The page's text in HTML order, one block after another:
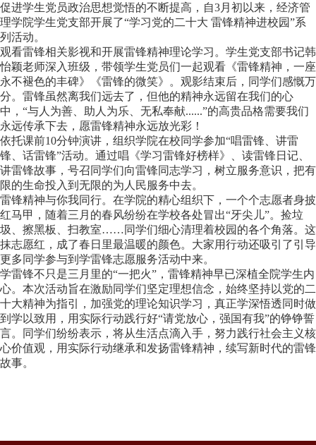
促进学生党员政治思想觉悟的不断提高，自3月初以来，经济管
理学院学生党支部开展了“学习党的二十大 雷锋精神进校园”系
列活动。
观看雷锋相关影视和开展雷锋精神理论学习。学生党支部书记韩
怡颖老师深入班级，带领学生党员们一起观看《雷锋精神，一座
永不褪色的丰碑》《雷锋的微笑》。观影结束后，同学们感慨万
分。雷锋虽然离我们远去了，但他的精神永远留在我们的心
中，“与人为善、助人为乐、无私奉献......”的高贵品格需要我们
永远传承下去，愿雷锋精神永远放光彩！
依托课前10分钟演讲，组织学院在校同学参加“唱雷锋、讲雷
锋、话雷锋”活动。通过唱《学习雷锋好榜样》、读雷锋日记、
讲雷锋故事，号召同学们向雷锋同志学习，树立服务意识，把有
限的生命投入到无限的为人民服务中去。
雷锋精神与你我同行。在学院的精心组织下，一个个志愿者身披
红马甲，随着三月的春风纷纷在学校各处冒出“牙尖儿”。捡垃
圾、擦黑板、扫教室……同学们细心清理着校园的各个角落。这
抹志愿红，成了春日里最温暖的颜色。大家用行动还吸引了引导
更多同学参与到学雷锋志愿服务活动中来。
学雷锋不只是三月里的“一把火”，雷锋精神早已深植全院学生内
心。本次活动旨在激励同学们坚定理想信念，始终坚持以党的二
十大精神为指引，加强党的理论知识学习，真正学深悟透同时做
到学以致用，用实际行动践行好“请党放心，强国有我”的铮铮誓
言。同学们纷纷表示，将从生活点滴入手，努力践行社会主义核
心价值观，用实际行动继承和发扬雷锋精神，续写新时代的雷锋
故事。